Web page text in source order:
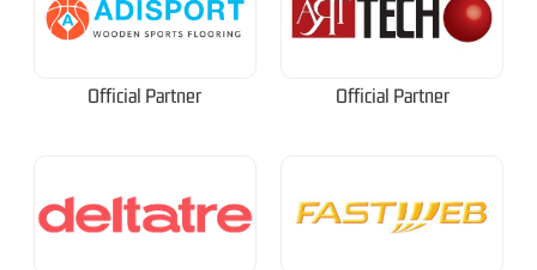
Official Partner Official Partner